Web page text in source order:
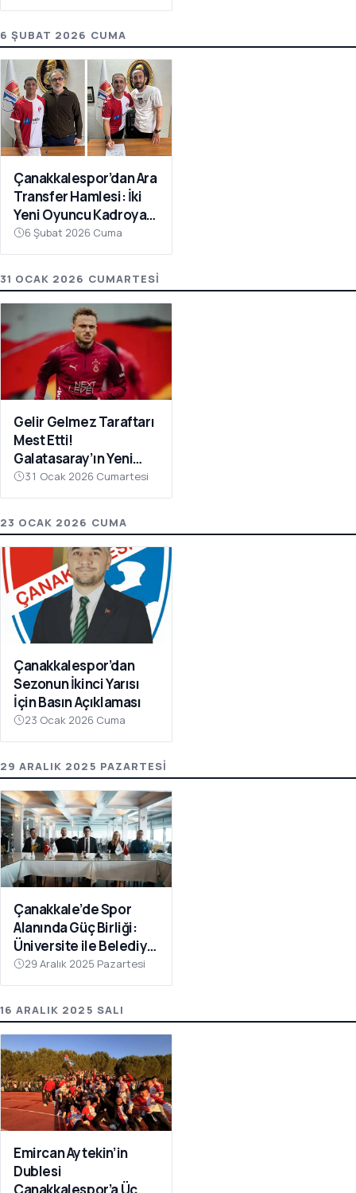
6 ŞUBAT 2026 CUMA
Çanakkalespor’dan Ara
Transfer Hamlesi: İki
Yeni Oyuncu Kadroya
Katıldı
6 Şubat 2026 Cuma
31 OCAK 2026 CUMARTESI
Gelir Gelmez Taraftarı
Mest Etti!
Galatasaray’ın Yeni
Transferi Noa Lang’dan
Olay Çağrı
31 Ocak 2026 Cumartesi
23 OCAK 2026 CUMA
Çanakkalespor’dan
Sezonun İkinci Yarısı
İçin Basın Açıklaması
23 Ocak 2026 Cuma
29 ARALIK 2025 PAZARTESI
Çanakkale’de Spor
Alanında Güç Birliği:
Üniversite ile Belediye
Kulüpleri İş Birliği Yaptı
29 Aralık 2025 Pazartesi
16 ARALIK 2025 SALI
Emircan Aytekin’in
Dublesi
Çanakkalespor’a Üç